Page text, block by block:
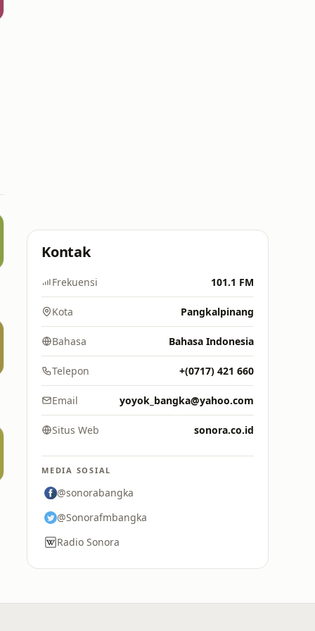
Kontak
Frekuensi 101.1 FM
Kota Pangkalpinang
Bahasa Bahasa Indonesia
Telepon +(0717) 421 660
Email yoyok_bangka@yahoo.com
Situs Web sonora.co.id
MEDIA SOSIAL
@sonorabangka
@Sonorafmbangka
Radio Sonora